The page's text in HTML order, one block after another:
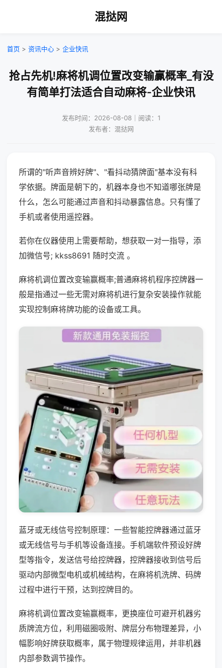
混挞网
首页 > 资讯中心 > 企业快讯
抢占先机!麻将机调位置改变输赢概率_有没
有简单打法适合自动麻将-企业快讯
发布时间：2026-08-08｜阅读：1
发布者：混挞网
所谓的"听声音辨好牌"、"看抖动猜牌面"基本没有科
学依据。牌面是朝下的，机器本身也不知道哪张牌是
什么，怎么可能通过声音和抖动暴露信息。只有懂了
手机或者使用遥控器。
若你在仪器使用上需要帮助，想获取一对一指导，添
加微信号; kkss8691 随时交流 。
麻将机调位置改变输赢概率;普通麻将机程序控牌器一
般是指通过一些无需对麻将机进行复杂安装操作就能
实现控制麻将牌功能的设备或工具。
蓝牙或无线信号控制原理：一些智能控牌器通过蓝牙
或无线信号与手机等设备连接。手机端软件预设好牌
型等指令，发送信号给控牌器，控牌器接收到信号后
驱动内部微型电机或机械结构，在麻将机洗牌、码牌
过程中进行干预，达到控牌目的。
麻将机调位置改变输赢概率，更换座位可避开机器劣
质牌流方位，利用磁圈吸附、牌层分布物理差异，小
幅影响好牌获取概率，属于物理规律运用，并非机器
内部参数调节操作。